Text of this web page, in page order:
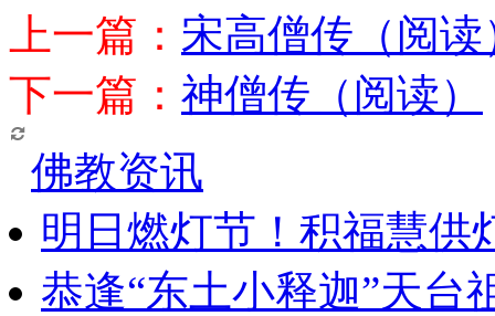
上一篇： 宋高僧传（阅读
下一篇： 神僧传（阅读）
佛教资讯
明日燃灯节！积福慧供
恭逢“东土小释迦”天台